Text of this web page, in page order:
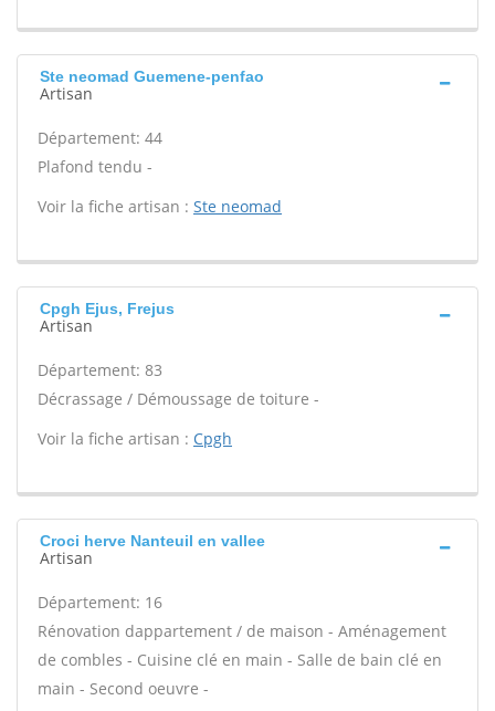
Ste neomad Guemene-penfao
Artisan
Département: 44
Plafond tendu -
Voir la fiche artisan : Ste neomad
Cpgh Ejus, Frejus
Artisan
Département: 83
Décrassage / Démoussage de toiture -
Voir la fiche artisan : Cpgh
Croci herve Nanteuil en vallee
Artisan
Département: 16
Rénovation dappartement / de maison - Aménagement
de combles - Cuisine clé en main - Salle de bain clé en
main - Second oeuvre -